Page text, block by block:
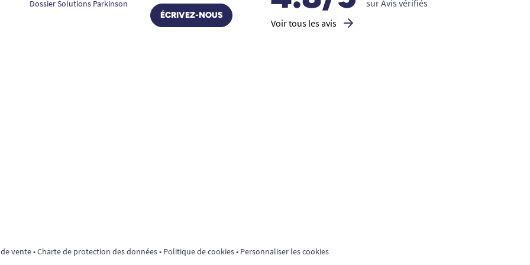
Dossier Solutions Parkinson
ÉCRIVEZ-NOUS
Voir tous les avis
sur Avis vérifiés
vente•Charte de protection des données• Politique de cookies• Personnaliser les cookies